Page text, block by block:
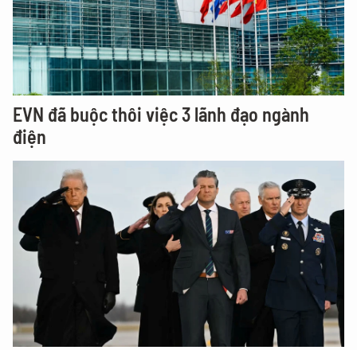
EVN đã buộc thôi việc 3 lãnh đạo ngành
điện